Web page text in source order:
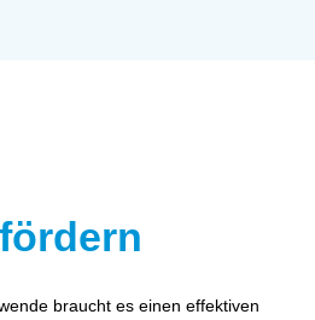
braucht es einen effektiven